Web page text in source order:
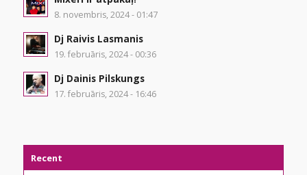
8. novembris, 2024 - 01:47
Dj Raivis Lasmanis
19. februāris, 2024 - 00:36
Dj Dainis Pilskungs
17. februāris, 2024 - 16:46
Recent